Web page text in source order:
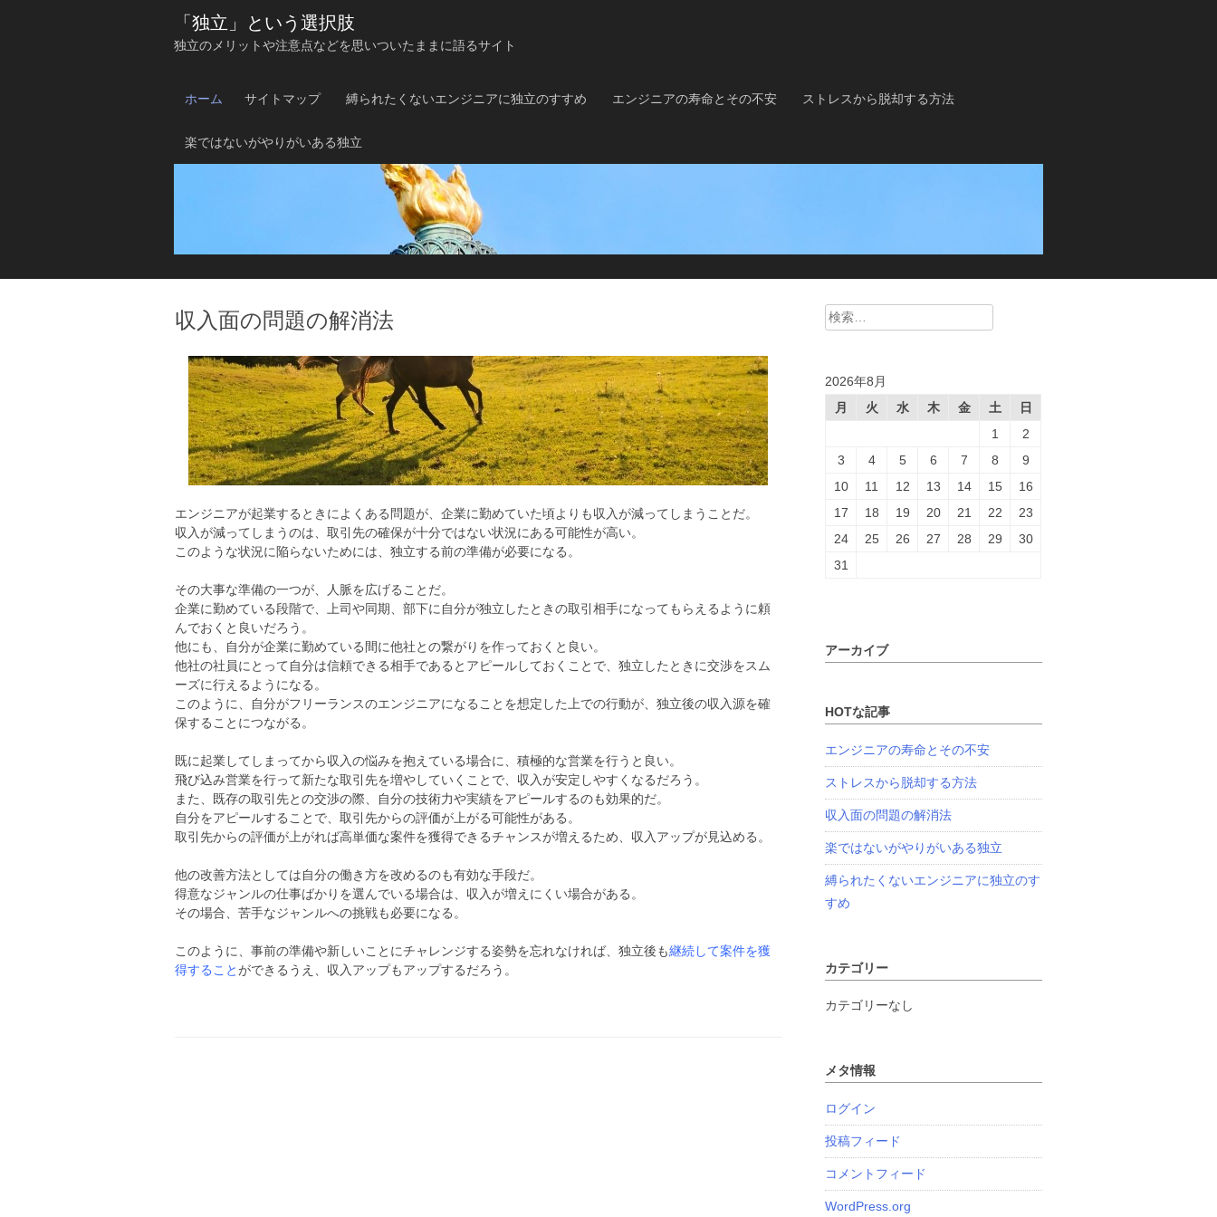
「独立」という選択肢
独立のメリットや注意点などを思いついたままに語るサイト
ホーム サイトマップ 縛られたくないエンジニアに独立のすすめ エンジニアの寿命とその不安 ストレスから脱却する方法
楽ではないがやりがいある独立
収入面の問題の解消法
エンジニアが起業するときによくある問題が、企業に勤めていた頃よりも収入が減ってしまうことだ。
収入が減ってしまうのは、取引先の確保が十分ではない状況にある可能性が高い。
このような状況に陥らないためには、独立する前の準備が必要になる。
その大事な準備の一つが、人脈を広げることだ。
企業に勤めている段階で、上司や同期、部下に自分が独立したときの取引相手になってもらえるように頼
んでおくと良いだろう。
他にも、自分が企業に勤めている間に他社との繋がりを作っておくと良い。
他社の社員にとって自分は信頼できる相手であるとアピールしておくことで、独立したときに交渉をスム
ーズに行えるようになる。
このように、自分がフリーランスのエンジニアになることを想定した上での行動が、独立後の収入源を確
保することにつながる。
既に起業してしまってから収入の悩みを抱えている場合に、積極的な営業を行うと良い。
飛び込み営業を行って新たな取引先を増やしていくことで、収入が安定しやすくなるだろう。
また、既存の取引先との交渉の際、自分の技術力や実績をアピールするのも効果的だ。
自分をアピールすることで、取引先からの評価が上がる可能性がある。
取引先からの評価が上がれば高単価な案件を獲得できるチャンスが増えるため、収入アップが見込める。
他の改善方法としては自分の働き方を改めるのも有効な手段だ。
得意なジャンルの仕事ばかりを選んでいる場合は、収入が増えにくい場合がある。
その場合、苦手なジャンルへの挑戦も必要になる。
このように、事前の準備や新しいことにチャレンジする姿勢を忘れなければ、独立後も継続して案件を獲
得することができるうえ、収入アップもアップするだろう。
検
2026年8月
月
火 水 木 金 土
日
1
2
3
4 5 6 7 8
9
10
11 12 13 14 15
16
17
18 19 20 21 22
23
24
25 26 27 28 29
30
31
アーカイブ
HOTな記事
エンジニアの寿命とその不安
ストレスから脱却する方法
収入面の問題の解消法
楽ではないがやりがいある独立
縛られたくないエンジニアに独立のす
すめ
カテゴリー
カテゴリーなし
メタ情報
ログイン
投稿フィード
コメントフィード
WordPress.org